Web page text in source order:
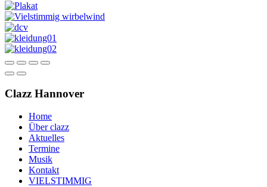
Clazz Hannover
Home
Über clazz
Aktuelles
Termine
Musik
Kontakt
VIELSTIMMIG